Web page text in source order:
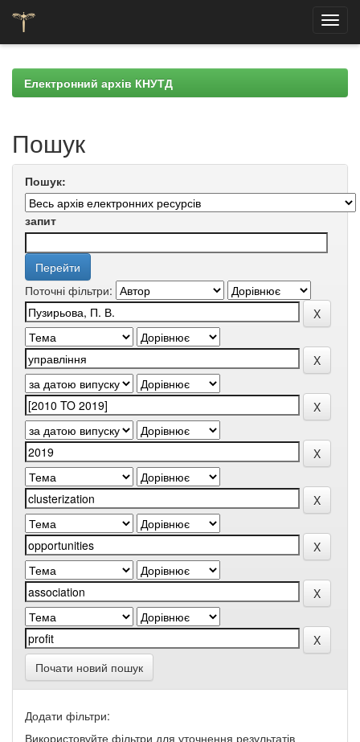
navigationЕлектронний архів КНУТД
Пошук
Пошук:
запит
Поточні фільтри:
Почати новий пошук
Додати фільтри:
Використовуйте фільтри для уточнення результатів